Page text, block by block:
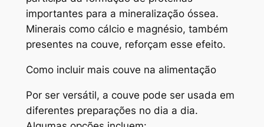
importantes para a mineralização óssea.
Minerais como cálcio e magnésio, também
presentes na couve, reforçam esse efeito.
Como incluir mais couve na alimentação
Por ser versátil, a couve pode ser usada em
diferentes preparações no dia a dia.